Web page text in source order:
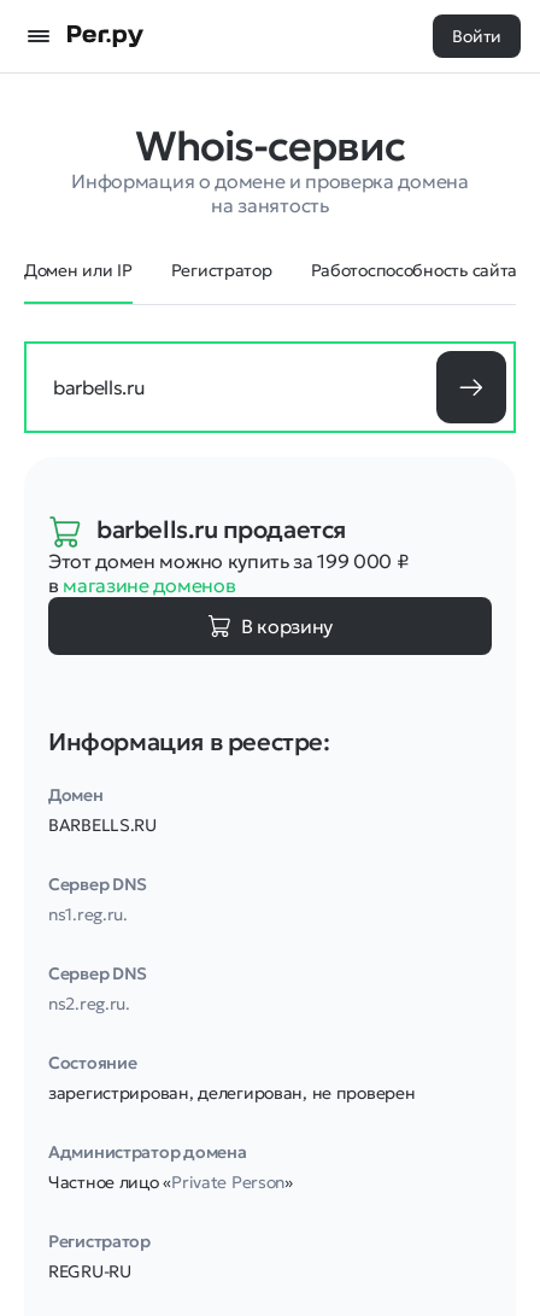
Войти
Whois-сервис
Информация о домене и проверка домена
на занятость
Домен или IP Регистратор Работоспособность сайта
barbells.ru продается
Этот домен можно купить за 199 000 ₽
в магазине доменов
В корзину
Информация в реестре:
Домен
BARBELLS.RU
Сервер DNS
ns1.reg.ru.
Сервер DNS
ns2.reg.ru.
Соcтояние
зарегистрирован, делегирован, не проверен
Администратор домена
Частное лицо «Private Person»
Регистратор
REGRU-RU